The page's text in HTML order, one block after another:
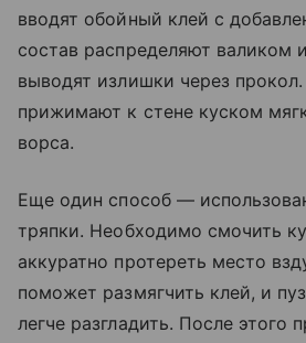
вводят обойный клей с
состав распределяют валиком
выводят излишки через прокол.
прижимают к стене куском
ворса.
Еще один способ —
тряпки. Необходимо смочить
аккуратно протереть место
поможет размягчить клей, и
легче разгладить. После этого